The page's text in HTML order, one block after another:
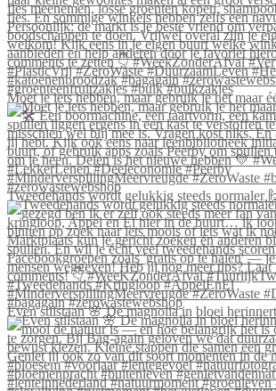
Moet je iets hebben, maar gebruik je het maar
Tweedehands wordt gelukkig steeds normaler
Even stilstaan 🌸 De magnolia in bloei